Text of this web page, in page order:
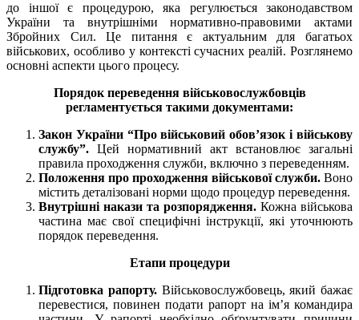
до іншої є процедурою, яка регулюється законодавством
України та внутрішніми нормативно-правовими актами
Збройних Сил. Це питання є актуальним для багатьох
військових, особливо у контексті сучасних реалій. Розглянемо
основні аспекти цього процесу.
Порядок переведення військовослужбовців
регламентується такими документами:
Закон України “Про військовий обов’язок і військову
службу”. Цей нормативний акт встановлює загальні
правила проходження служби, включно з переведенням.
Положення про проходження військової служби. Воно
містить деталізовані норми щодо процедур переведення.
Внутрішні накази та розпорядження. Кожна військова
частина має свої специфічні інструкції, які уточнюють
порядок переведення.
Етапи процедури
Підготовка рапорту.Військовослужбовець, який бажає
перевестися, повинен подати рапорт на ім’я командира